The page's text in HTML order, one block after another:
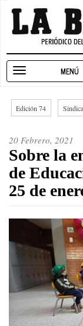
Pasar
contenido
navigation
Edición 74
20 Febrero, 2021
Sobre la
de
25 de